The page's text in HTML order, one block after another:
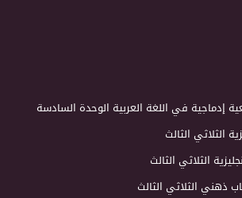
إدماجية في اللغة العربية الوحدة السادسة
الثلاثي الثالث
الثلاثي الثالث
ذهني الثلاثي الثالث